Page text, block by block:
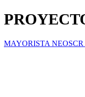
MAYORISTA